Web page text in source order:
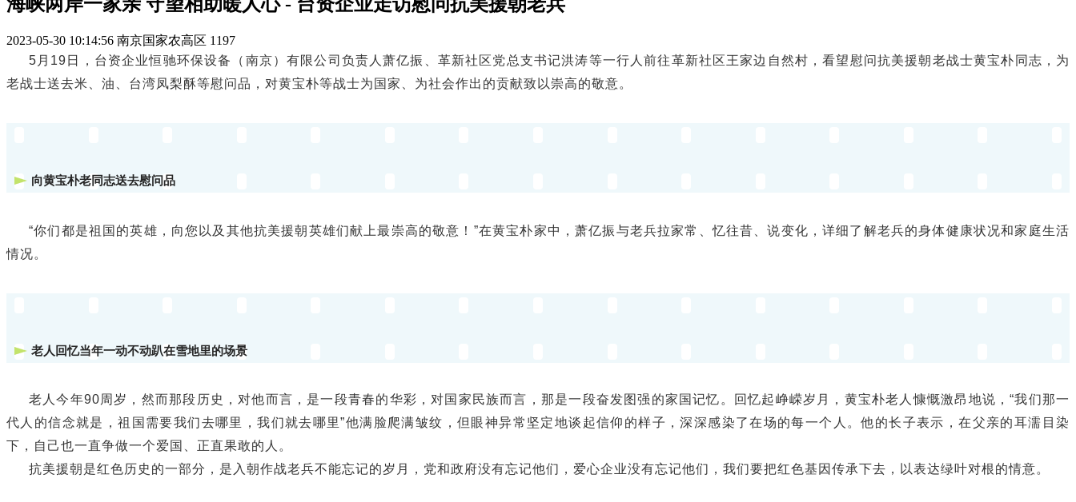
2023-05-30 10:14:56 南京国家农高区 1197
5月19日，台资企业恒驰环保设备（南京）有限公司负责人萧亿振、革新社区党总支书记洪涛等一行人前往革新社区王家边自然村，看望慰问抗美援朝老战士黄宝朴同志，为
老战士送去米、油、台湾凤梨酥等慰问品，对黄宝朴等战士为国家、为社会作出的贡献致以崇高的敬意。
向黄宝朴老同志送去慰问品
“你们都是祖国的英雄，向您以及其他抗美援朝英雄们献上最崇高的敬意！”在黄宝朴家中，萧亿振与老兵拉家常、忆往昔、说变化，详细了解老兵的身体健康状况和家庭生活
情况。
老人回忆当年一动不动趴在雪地里的场景
老人今年90周岁，然而那段历史，对他而言，是一段青春的华彩，对国家民族而言，那是一段奋发图强的家国记忆。回忆起峥嵘岁月，黄宝朴老人慷慨激昂地说，“我们那一
代人的信念就是，祖国需要我们去哪里，我们就去哪里”他满脸爬满皱纹，但眼神异常坚定地谈起信仰的样子，深深感染了在场的每一个人。他的长子表示，在父亲的耳濡目染
下，自己也一直争做一个爱国、正直果敢的人。
抗美援朝是红色历史的一部分，是入朝作战老兵不能忘记的岁月，党和政府没有忘记他们，爱心企业没有忘记他们，我们要把红色基因传承下去，以表达绿叶对根的情意。